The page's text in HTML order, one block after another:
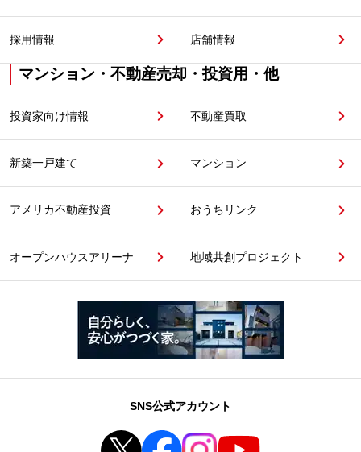
採用情報 店舗情報
マンション・不動産売却・投資用・他
投資家向け情報 不動産買取
新築一戸建て マンション
アメリカ不動産投資 おうちリンク
オープンハウスアリーナ 地域共創プロジェクト
SNS公式アカウント